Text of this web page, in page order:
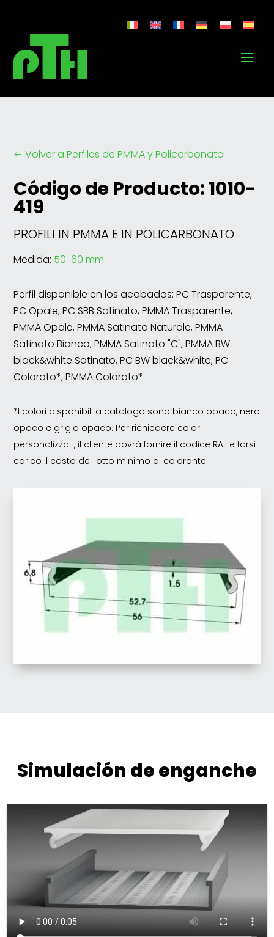
# Volver a Perfiles de PMMA y Policarbonato
Código de Producto: 1010-
419
PROFILI IN PMMA E IN POLICARBONATO
Medida: 50-60 mm
Perfil disponible en los acabados: PC Trasparente,
PC Opale, PC SBB Satinato, PMMA Trasparente,
PMMA Opale, PMMA Satinato Naturale, PMMA
Satinato Bianco, PMMA Satinato "C", PMMA BW
black&white Satinato, PC BW black&white, PC
Colorato*, PMMA Colorato*
*I colori disponibili a catalogo sono bianco opaco, nero
opaco e grigio opaco. Per richiedere colori
personalizzati, il cliente dovrà fornire il codice RAL e farsi
carico il costo del lotto minimo di colorante
Simulación de enganche